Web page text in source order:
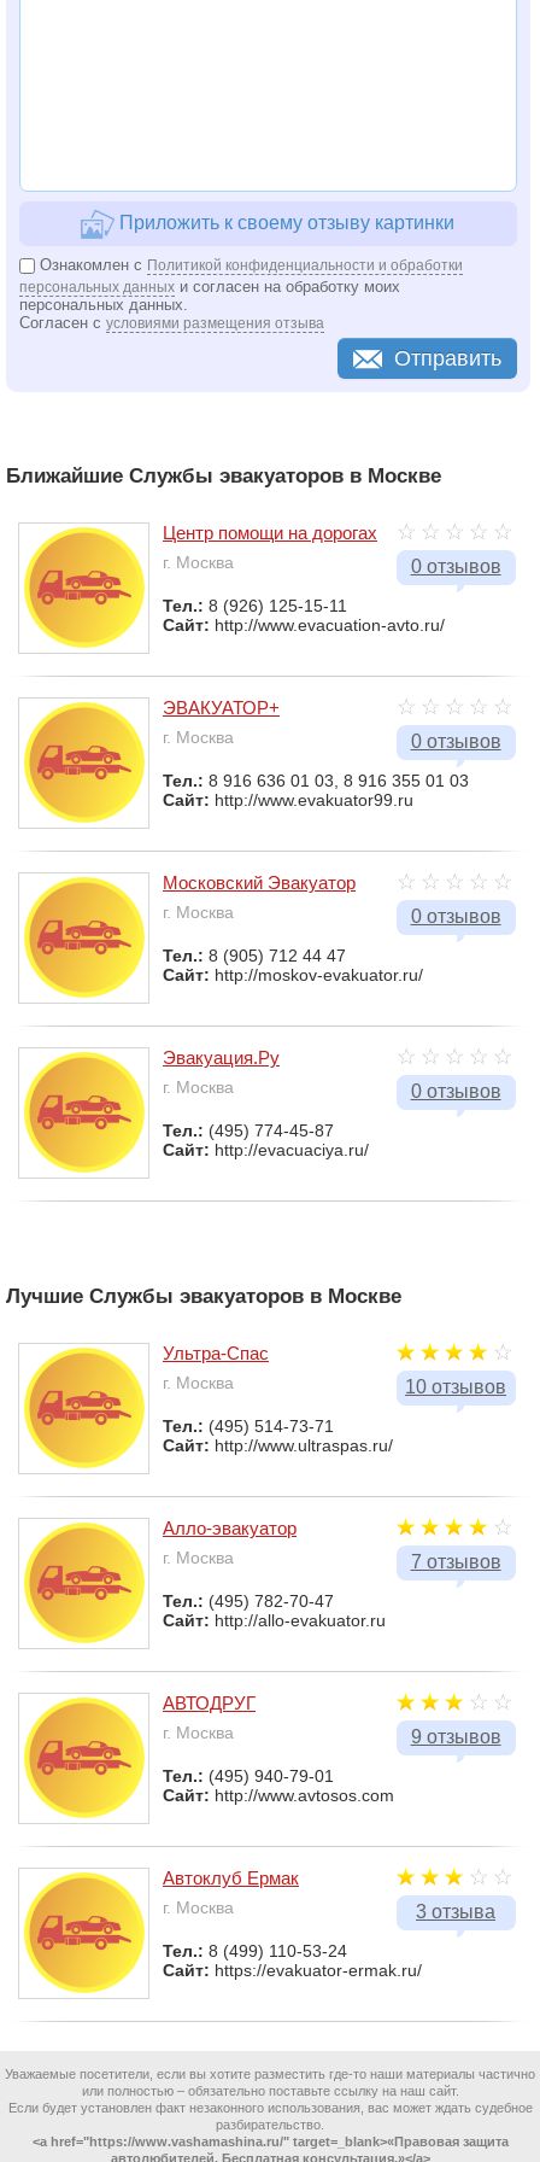
Приложить к своему отзыву картинки
Ознакомлен с Политикой конфиденциальности и обработки
персональных данных и согласен на обработку моих
персональных данных.
Согласен с условиями размещения отзыва
Отправить
Ближайшие Службы эвакуаторов в Москве
0 отзывов
Центр помощи на дорогах
г. Москва
Тел.: 8 (926) 125-15-11
Сайт: http://www.evacuation-avto.ru/
0 отзывов
ЭВАКУАТОР+
г. Москва
Тел.: 8 916 636 01 03, 8 916 355 01 03
Сайт: http://www.evakuator99.ru
0 отзывов
Московский Эвакуатор
г. Москва
Тел.: 8 (905) 712 44 47
Сайт: http://moskov-evakuator.ru/
0 отзывов
Эвакуация.Ру
г. Москва
Тел.: (495) 774-45-87
Сайт: http://evacuaciya.ru/
Лучшие Службы эвакуаторов в Москве
10 отзывов
Ультра-Спас
г. Москва
Тел.: (495) 514-73-71
Сайт: http://www.ultraspas.ru/
7 отзывов
Алло-эвакуатор
г. Москва
Тел.: (495) 782-70-47
Сайт: http://allo-evakuator.ru
9 отзывов
АВТОДРУГ
г. Москва
Тел.: (495) 940-79-01
Сайт: http://www.avtosos.com
3 отзыва
Автоклуб Ермак
г. Москва
Тел.: 8 (499) 110-53-24
Сайт: https://evakuator-ermak.ru/
Уважаемые посетители, если вы хотите разместить где-то наши материалы частично
или полностью – обязательно поставьте ссылку на наш сайт.
Если будет установлен факт незаконного использования, вас может ждать судебное
разбирательство.
<a href="https://www.vashamashina.ru/" target=_blank>«Правовая защита
автолюбителей. Бесплатная консультация.»</a>